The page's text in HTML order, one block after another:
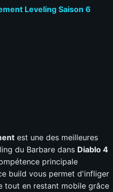
Leveling Saison 6
est une des meilleures
du Barbare dans Diablo 4
principale
build vous permet d'infliger
tout en restant mobile grâce